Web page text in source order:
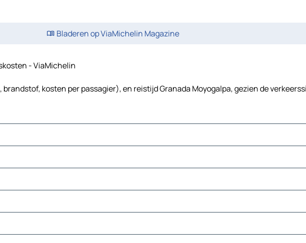
Bladeren op ViaMichelin Magazine
- ViaMichelin
kosten per passagier), en reistijd Granada Moyogalpa, gezien de